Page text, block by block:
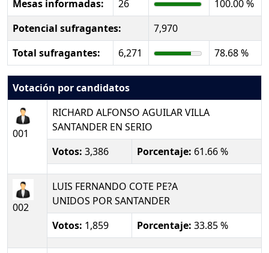
Mesas informadas:
26
100.00 %
Potencial sufragantes:
7,970
Total sufragantes:
6,271 78.68 %
Votación por candidatos
001
RICHARD ALFONSO AGUILAR VILLA
SANTANDER EN SERIO
Votos: 3,386 Porcentaje: 61.66 %
002
LUIS FERNANDO COTE PE?A
UNIDOS POR SANTANDER
Votos: 1,859 Porcentaje: 33.85 %